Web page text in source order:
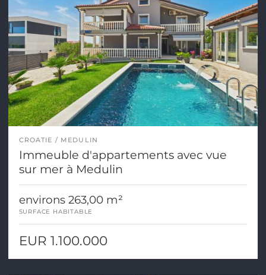
CROATIE MEDULIN
Immeuble d'appartements avec vue
sur mer à Medulin
environs 263,00 m²
SURFACE HABITABLE
EUR 1.100.000